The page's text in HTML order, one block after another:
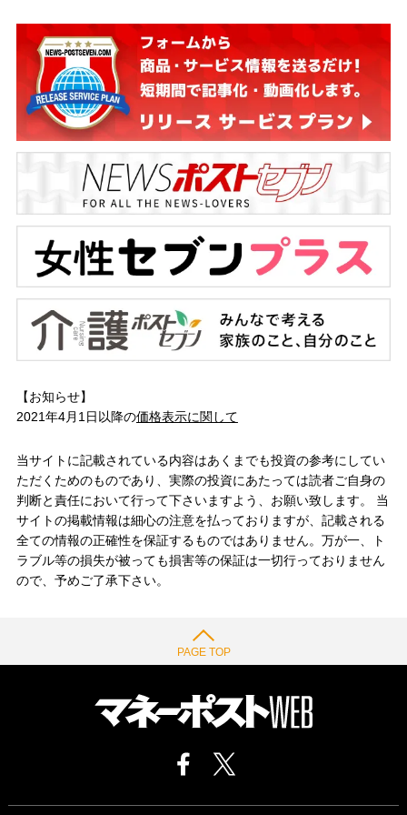
【お知らせ】
2021年4月1日以降の価格表示に関して
当サイトに記載されている内容はあくまでも投資の参考にしてい
ただくためのものであり、実際の投資にあたっては読者ご自身の
判断と責任において行って下さいますよう、お願い致します。 当
サイトの掲載情報は細心の注意を払っておりますが、記載される
全ての情報の正確性を保証するものではありません。万が一、ト
ラブル等の損失が被っても損害等の保証は一切行っておりません
ので、予めご了承下さい。
PAGE TOP